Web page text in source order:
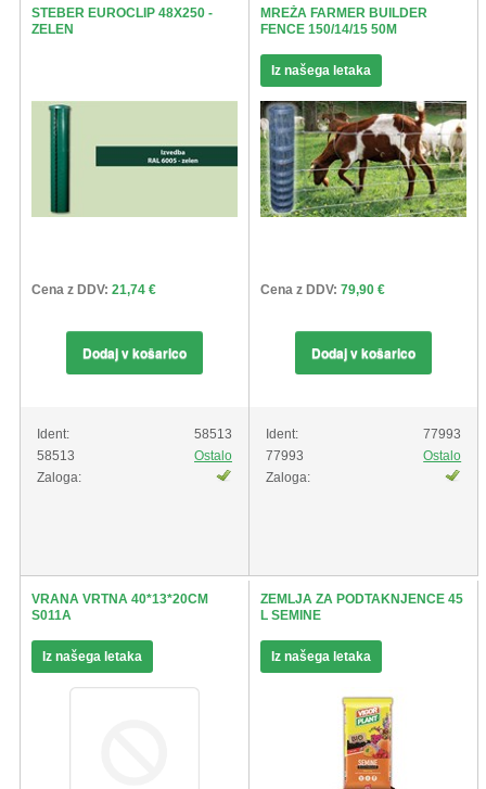
STEBER EUROCLIP 48X250 -
ZELEN
Cena z DDV: 21,74 €
Dodaj v košarico
Ident:
58513
58513
Ostalo
Zaloga:
MREŽA FARMER BUILDER
FENCE 150/14/15 50M
Iz našega letaka
Cena z DDV: 79,90 €
Dodaj v košarico
Ident:
77993
77993
Ostalo
Zaloga:
VRANA VRTNA 40*13*20CM
S011A
Iz našega letaka
ZEMLJA ZA PODTAKNJENCE 45
L SEMINE
Iz našega letaka